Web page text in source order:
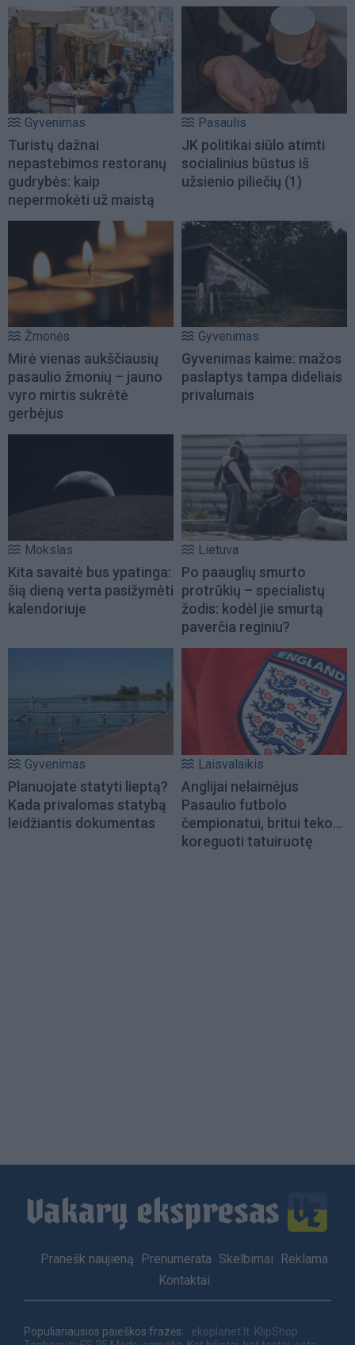
Gyvenimas
Turistų dažnai
nepastebimos restoranų
gudrybės: kaip
nepermokėti už maistą
Pasaulis
JK politikai siūlo atimti
socialinius būstus iš
užsienio piliečių (1)
Žmonės
Mirė vienas aukščiausių
pasaulio žmonių – jauno
vyro mirtis sukrėtė
gerbėjus
Gyvenimas
Gyvenimas kaime: mažos
paslaptys tampa dideliais
privalumais
Mokslas
Kita savaitė bus ypatinga:
šią dieną verta pasižymėti
kalendoriuje
Lietuva
Po paauglių smurto
protrūkių – specialistų
žodis: kodėl jie smurtą
paverčia reginiu?
Gyvenimas
Planuojate statyti lieptą?
Kada privalomas statybą
leidžiantis dokumentas
Laisvalaikis
Anglijai nelaimėjus
Pasaulio futbolo
čempionatui, britui teko...
koreguoti tatuiruotę
Footer
Pranešk naujieną Prenumerata Skelbimai
Reklama
Kontaktai
Populiariausios paieškos frazės: ekoplanet.lt KlipShop